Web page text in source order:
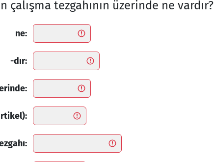
çalışma tezgahının üzerinde ne vardır?
ne:
-dır: